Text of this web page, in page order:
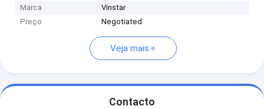
Marca
Vinstar
Preço
Negotiated
Veja mais
Contacto